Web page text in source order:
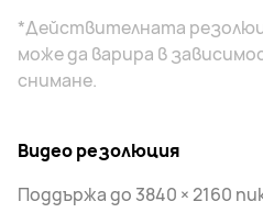
*Действителната
може да варира в
снимане.
Видео резолюция
Поддържа до 3840 × 2160